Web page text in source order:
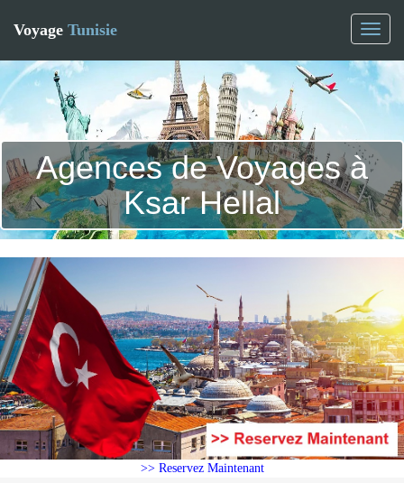
Toggle
Voyage Tunisie
Agences de Voyages à
Ksar Hellal
>> Reservez Maintenant